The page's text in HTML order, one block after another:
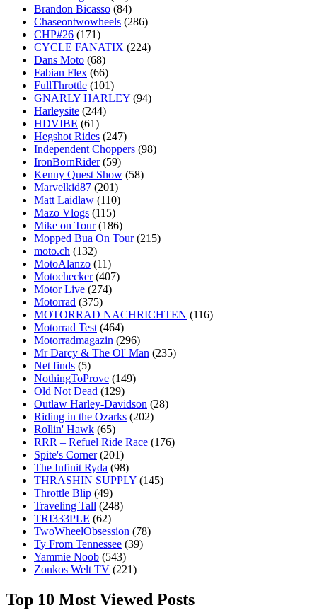
Brandon Bicasso (84)
Chaseontwowheels (286)
CHP#26 (171)
CYCLE FANATIX (224)
Dans Moto (68)
Fabian Flex (66)
FullThrottle (101)
GNARLY HARLEY (94)
Harleysite (244)
HDVIBE (61)
Hegshot Rides (247)
Independent Choppers (98)
IronBornRider (59)
Kenny Quest Show (58)
Marvelkid87 (201)
Matt Laidlaw (110)
Mazo Vlogs (115)
Mike on Tour (186)
Mopped Bua On Tour (215)
moto.ch (132)
MotoAlanzo (11)
Motochecker (407)
Motor Live (274)
Motorrad (375)
MOTORRAD NACHRICHTEN (116)
Motorrad Test (464)
Motorradmagazin (296)
Mr Darcy & The Ol' Man (235)
Net finds (5)
NothingToProve (149)
Old Not Dead (129)
Outlaw Harley-Davidson (28)
Riding in the Ozarks (202)
Rollin' Hawk (65)
RRR – Refuel Ride Race (176)
Spite's Corner (201)
The Infinit Ryda (98)
THRASHIN SUPPLY (145)
Throttle Blip (49)
Traveling Tall (248)
TRI333PLE (62)
TwoWheelObsession (78)
Ty From Tennessee (39)
Yammie Noob (543)
Zonkos Welt TV (221)
Top 10 Most Viewed Posts